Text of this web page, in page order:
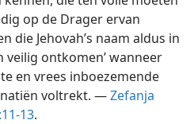
op de Drager ervan
die Jehovah’s naam aldus in
veilig ontkomen’ wanneer
en vrees inboezemende
natiën voltrekt. —Zefanja
13.